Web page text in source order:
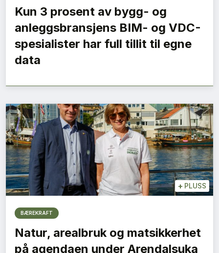
Kun 3 prosent av bygg- og
anleggsbransjens BIM- og VDC-
spesialister har full tillit til egne
data
+ PLUSS
BÆREKRAFT
Natur, arealbruk og matsikkerhet
på agendaen under Arendalsuka